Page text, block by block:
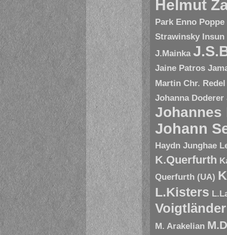
Helmut
Park Enno Poppe
Strawinsky Insun
J.Mainka
Jaine Patros
Martin Chr. Redel
Johanna Doderer
Johannes
Johann
Haydn Junghae
K.Querfurth
Querfurth (UA)
L.Kisters
Voigtländer
M. Arakelian